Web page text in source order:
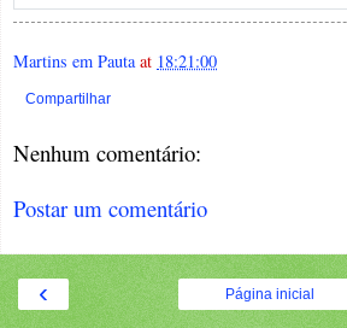
Martins em Pauta at 18:21:00
Compartilhar
Nenhum comentário:
Postar um comentário
‹ Página inicial